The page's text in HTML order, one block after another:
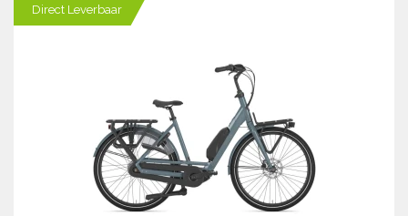
Direct Leverbaar